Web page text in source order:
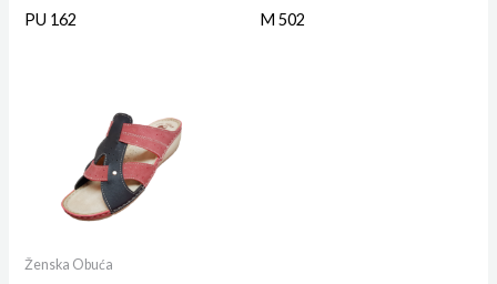
PU 162 M 502
Ženska Obuća